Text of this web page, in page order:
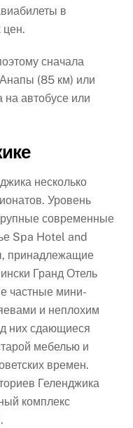
в
цен.
сначала
Анапы (85 км) или
на автобусе или
несколько
Уровень
современные
Spa Hotel and
принадлежащие
Гранд Отель
частные мини-
и неплохим
них сдающиеся
мебелью и
времен.
Геленджика
комплекс
.